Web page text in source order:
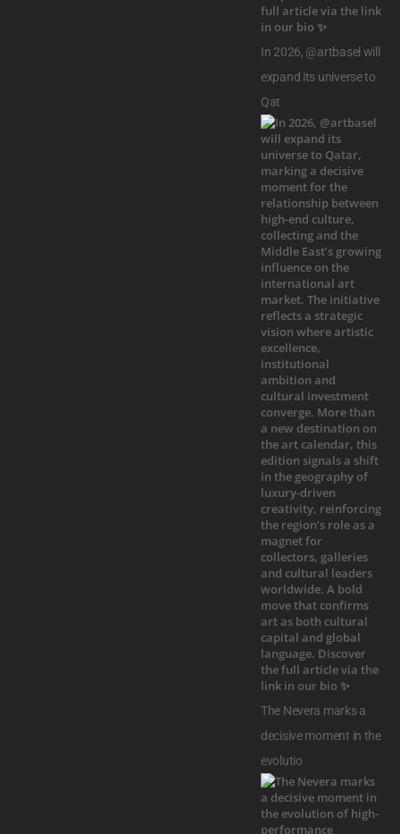
In 2026, @artbasel will
expand its universe to
Qat
The Nevera marks a
decisive moment in the
evolutio